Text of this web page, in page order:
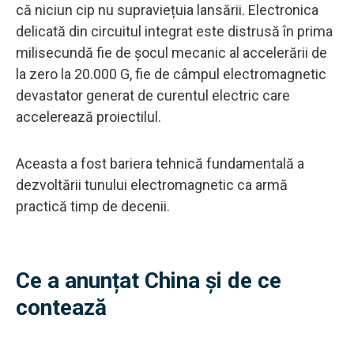
că niciun cip nu supraviețuia lansării. Electronica
delicată din circuitul integrat este distrusă în prima
milisecundă fie de șocul mecanic al accelerării de
la zero la 20.000 G, fie de câmpul electromagnetic
devastator generat de curentul electric care
accelerează proiectilul.
Aceasta a fost bariera tehnică fundamentală a
dezvoltării tunului electromagnetic ca armă
practică timp de decenii.
Ce a anunțat China și de ce
contează